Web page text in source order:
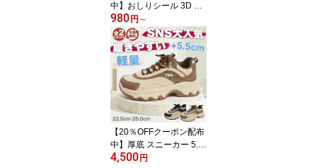
中】おしりシール 3D 立
体 シール ステッカー 可
愛い ちいかわ キャラク
ター デコレーション 手
帳 デコ シール グッズ プ
レゼント ギフト キャラ
クター 雑貨 入学 入園 誕
生日 かわいい 女の子 お
しりシール 文具 女子 文
房具 人気 景品 おなかシ
ール
980 円 ～
【20％OFFクーポン配布
中】厚底 スニーカー 5.5
cm レディース 韓国 ダッ
4,500 円